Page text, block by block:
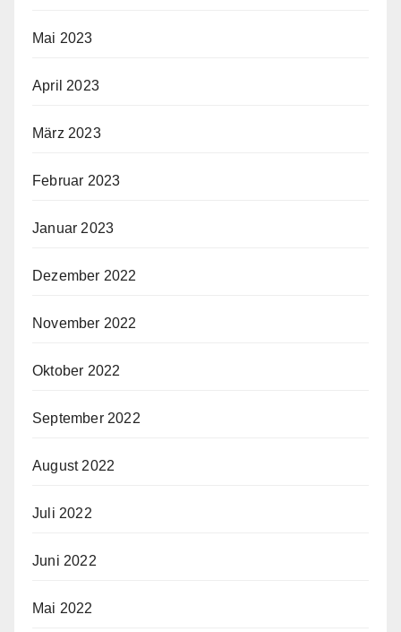
Mai 2023
April 2023
März 2023
Februar 2023
Januar 2023
Dezember 2022
November 2022
Oktober 2022
September 2022
August 2022
Juli 2022
Juni 2022
Mai 2022